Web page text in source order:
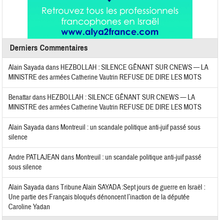
Derniers Commentaires
Alain Sayadadans HEZBOLLAH : SILENCE GÊNANT SUR CNEWS — LA
MINISTRE des armées Catherine Vautrin REFUSE DE DIRE LES MOTS
Benattardans HEZBOLLAH : SILENCE GÊNANT SUR CNEWS — LA
MINISTRE des armées Catherine Vautrin REFUSE DE DIRE LES MOTS
Alain Sayadadans Montreuil : un scandale politique anti-juif passé sous
silence
Andre PATLAJEAN dans Montreuil : un scandale politique anti-juif passé
sous silence
Alain SayadadansTribune Alain SAYADA :Sept jours de guerre en Israël :
Une partie des Français bloqués dénoncent l’inaction de la députée
Caroline Yadan